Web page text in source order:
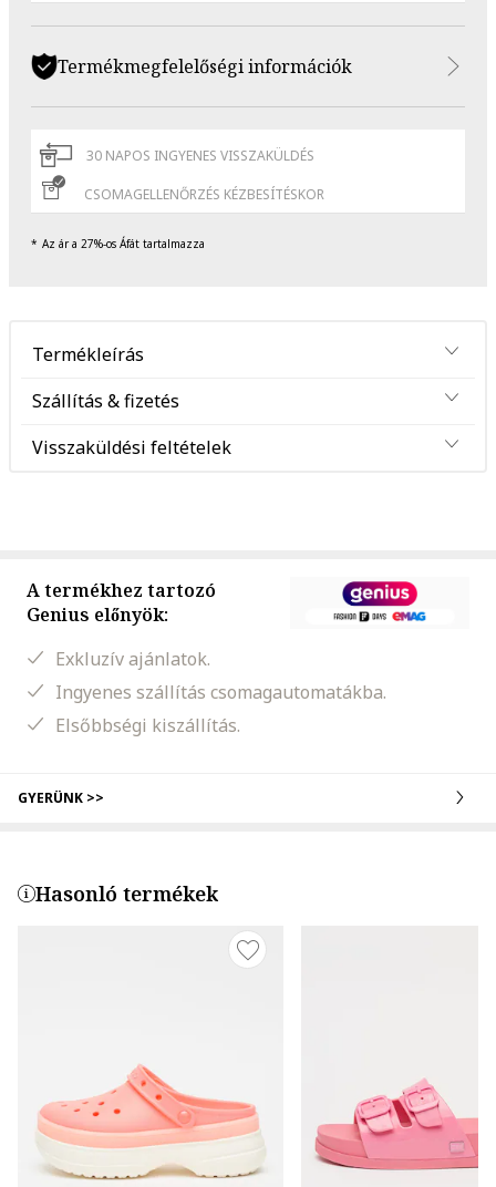
Termékmegfelelőségi információk
30 NAPOS INGYENES VISSZAKÜLDÉS
CSOMAGELLENŐRZÉS KÉZBESÍTÉSKOR
Az ár a 27%-os Áfát tartalmazza
Termékleírás
Szállítás & fizetés
Visszaküldési feltételek
A termékhez tartozó
Genius előnyök:
Exkluzív ajánlatok.
Ingyenes szállítás csomagautomatákba.
Elsőbbségi kiszállítás.
GYERÜNK >>
Hasonló termékek